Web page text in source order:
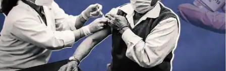
వ్రాసిన వారు Stalin May 21, 2023 11:43 am
ఈ వార్తాకథనం ఏంటి
దేశంలో గత 24గంటల్లో 756 కరోనా కొత్త కేసులు